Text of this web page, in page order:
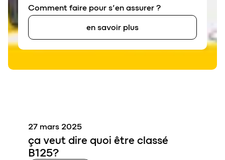
Comment faire pour s’en assurer ?
en savoir plus
ça veut dire quoi être classé
B125?
27 mars 2025